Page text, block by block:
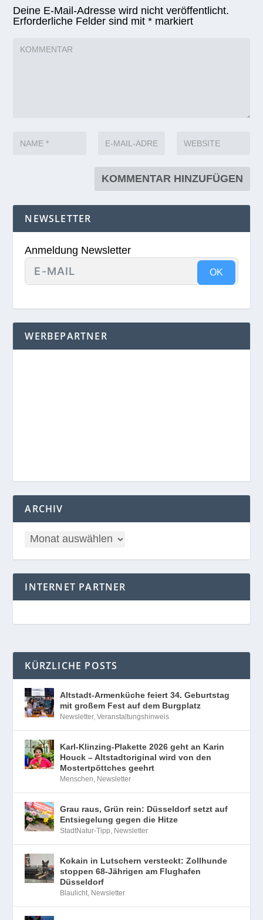
Deine E-Mail-Adresse wird nicht veröffentlicht.
Erforderliche Felder sind mit* markiert
NEWSLETTER
Anmeldung Newsletter
OK
WERBEPARTNER
ARCHIV
INTERNET PARTNER
KÜRZLICHE POSTS
Altstadt-Armenküche feiert 34. Geburtstag
mit großem Fest auf dem Burgplatz
Newsletter,Veranstaltungshinweis
Karl-Klinzing-Plakette 2026 geht an Karin
Houck – Altstadtoriginal wird von den
Mostertpöttches geehrt
Menschen Newsletter
Grau raus, Grün rein: Düsseldorf setzt auf
Entsiegelung gegen die Hitze
StadtNatur-Tipp Newsletter
Kokain in Lutschern versteckt: Zollhunde
stoppen 68-Jährigen am Flughafen
Düsseldorf
Blaulicht Newsletter